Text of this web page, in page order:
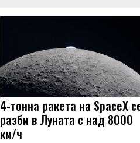
4-тонна ракета на SpaceX
разби в Луната с над 8000
км/ч